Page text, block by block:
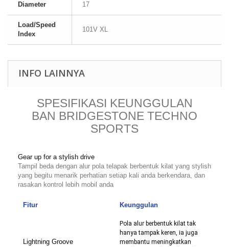
Diameter 17
Load/Speed
Index
101V XL
INFO LAINNYA
SPESIFIKASI KEUNGGULAN
BAN BRIDGESTONE TECHNO
SPORTS
Gear up for a stylish drive
Tampil beda dengan alur pola telapak berbentuk kilat yang stylish
yang begitu menarik perhatian setiap kali anda berkendara, dan
rasakan kontrol lebih mobil anda
Fitur Keunggulan
Lightning Groove
Pola alur berbentuk kilat tak
hanya tampak keren, ia juga
membantu meningkatkan